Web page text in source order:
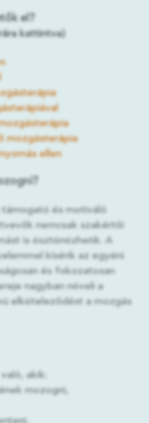
el?
kattintva)
mozgásterápia
ellen
és motiváló
nemcsak szakértői
is ösztönözhetik. A
kísérik az egyéni
és fokozatosan
nagyban növeli a
elköteleződést a mozgás
akik:
mozogni,